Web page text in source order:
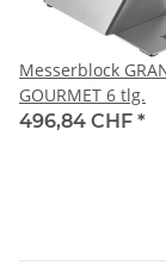
Messerblock
GOURMET 6 tlg.
496,84 CHF *